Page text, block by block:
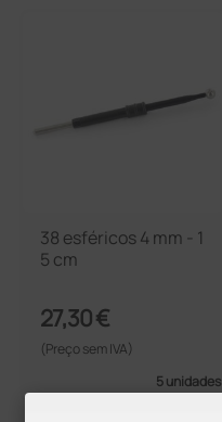
38 esféricos 4 mm - 1
5 cm
27,30 €
(Preço sem IVA)
5 unidades